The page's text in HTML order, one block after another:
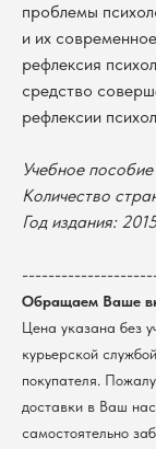
проблемы
и их
рефлексия
средство
рефлексии
Учебное пособие
Количество
Год издания: 2015
Обращаем Ваше
Цена указана без
курьерской
покупателя.
доставки в Ваш
самостоятельно
Политика обработки
Согласие на обработку
Новосибирский
ИНН 5408106490
КПП 540801001